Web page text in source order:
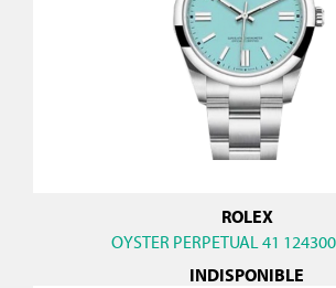
ROLEX
OYSTER PERPETUAL 41
INDISPONIBLE